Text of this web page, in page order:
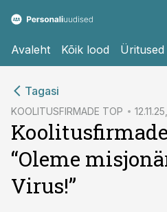
Avaleht Kõik lood Üritused
Tagasi
KOOLITUSFIRMADE TOP
“Oleme
Virus!”